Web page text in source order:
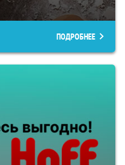
ПОДРОБНЕЕ